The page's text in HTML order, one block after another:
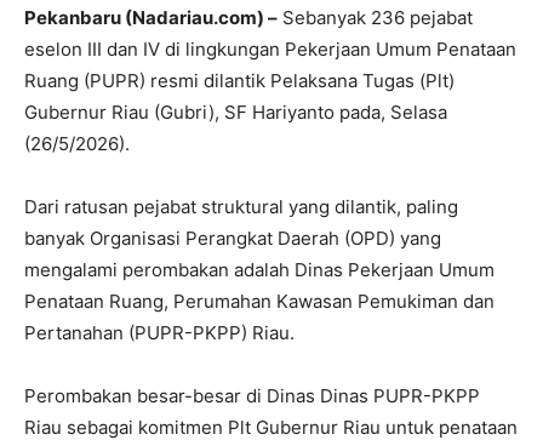
Pekanbaru (Nadariau.com) – Sebanyak 236 pejabat
eselon III dan IV di lingkungan Pekerjaan Umum Penataan
Ruang (PUPR) resmi dilantik Pelaksana Tugas (Plt)
Gubernur Riau (Gubri), SF Hariyanto pada, Selasa
(26/5/2026).
Dari ratusan pejabat struktural yang dilantik, paling
banyak Organisasi Perangkat Daerah (OPD) yang
mengalami perombakan adalah Dinas Pekerjaan Umum
Penataan Ruang, Perumahan Kawasan Pemukiman dan
Pertanahan (PUPR-PKPP) Riau.
Perombakan besar-besar di Dinas Dinas PUPR-PKPP
Riau sebagai komitmen Plt Gubernur Riau untuk penataan